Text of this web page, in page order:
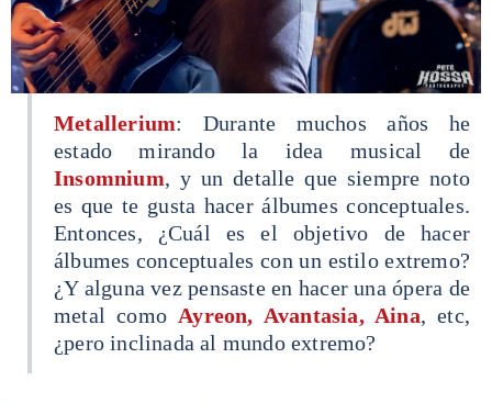
Metallerium: Durante muchos años he
estado mirando la idea musical de
Insomnium, y un detalle que siempre noto
es que te gusta hacer álbumes conceptuales.
Entonces, ¿Cuál es el objetivo de hacer
álbumes conceptuales con un estilo extremo?
¿Y alguna vez pensaste en hacer una ópera de
metal como Ayreon, Avantasia, Aina, etc,
¿pero inclinada al mundo extremo?